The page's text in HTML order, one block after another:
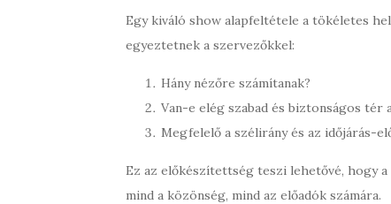
Egy kiváló show alapfeltétele a tökéletes
egyeztetnek a szervezőkkel:
Hány nézőre számítanak?
Van-e elég szabad és biztonságos tér
Megfelelő a szélirány és az időjárás-
Ez az előkészítettség teszi lehetővé, hogy a
mind a közönség, mind az előadók számára.